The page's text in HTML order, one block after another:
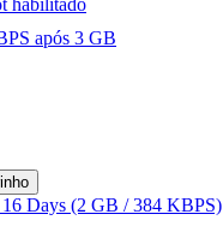
após 3 GB
Days (2 GB / 384 KBPS)